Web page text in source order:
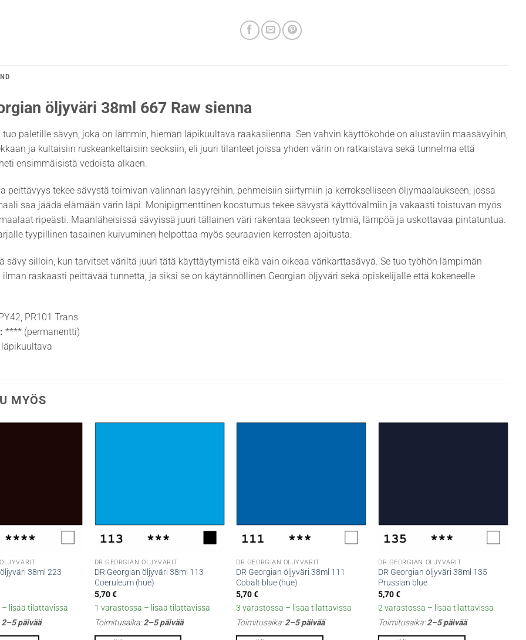
öljyväri 38ml 667 Raw sienna
tuo paletille sävyn, joka on lämmin, hieman läpikuultava raakasiienna. Sen vahvin käyttökohde on alustaviin maasävyihin,
ja kultaisiin ruskeankeltaisiin seoksiin, eli juuri tilanteet joissa yhden värin on ratkaistava sekä tunnelma että
ensimmäisistä vedoista alkaen.
peittävyys tekee sävystä toimivan valinnan lasyyreihin, pehmeisiin siirtymiin ja kerrokselliseen öljymaalaukseen, jossa
saa jäädä elämään värin läpi. Monipigmenttinen koostumus tekee sävystä käyttövalmiin ja vakaasti toistuvan myös
ripeästi. Maanläheisissä sävyissä juuri tällainen väri rakentaa teokseen rytmiä, lämpöä ja uskottavaa pintatuntua.
tyypillinen tasainen kuivuminen helpottaa myös seuraavien kerrosten ajoitusta.
sävy silloin, kun tarvitset väriltä juuri tätä käyttäytymistä eikä vain oikeaa värikarttasävyä. Se tuo työhön lämpimän
ilman raskaasti peittävää tunnetta, ja siksi se on käytännöllinen Georgian öljyväri sekä opiskelijalle että kokeneelle
PR101 Trans
**** (permanentti)
MYÖS
38ml 223
lisää tilattavissa
2–5 päivää
DR GEORGIAN ÖLJYVÄRIT
DR Georgian öljyväri 38ml 113
Coeruleum (hue)
5,70€
1 varastossa – lisää tilattavissa
Toimitusaika:2–5 päivää
DR GEORGIAN ÖLJYVÄRIT
DR Georgian öljyväri 38ml 111
Cobalt blue (hue)
5,70€
3 varastossa – lisää tilattavissa
Toimitusaika:2–5 päivää
DR GEORGIAN ÖLJYVÄRIT
DR Georgian öljyväri 38ml 135
Prussian blue
5,70€
2 varastossa – lisää tilattavissa
Toimitusaika:2–5 päivää